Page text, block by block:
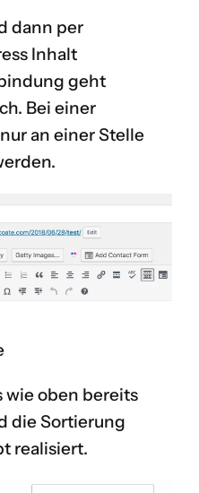
dann per
Inhalt
geht
Bei einer
an einer Stelle
wie oben bereits
die Sortierung
realisiert.